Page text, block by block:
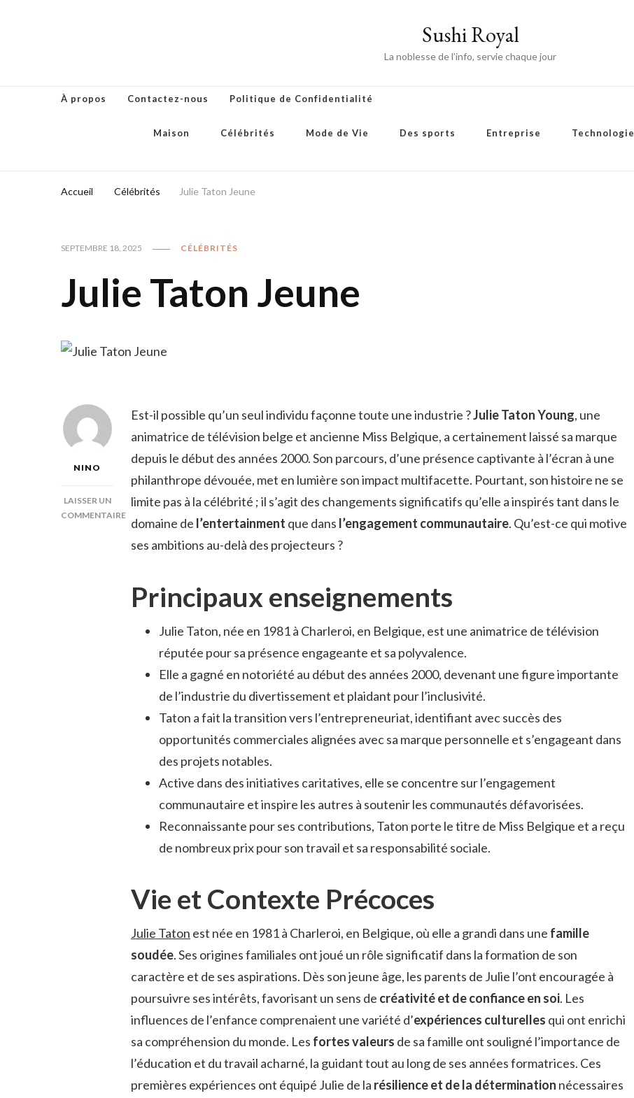
Sushi Royal
La noblesse de l’info, servie chaque jour
À propos Contactez-nous Politique de Confidentialité
Maison Célébrités Mode de Vie Des sports Entreprise Technologie
Accueil Célébrités Julie Taton Jeune
SEPTEMBRE 18, 2025 CÉLÉBRITÉS
Julie Taton Jeune
NINO
LAISSER UN
COMMENTAIRE
Est-il possible qu’un seul individu façonne toute une industrie ?Julie Taton Young, une
animatrice de télévision belge et ancienne Miss Belgique, a certainement laissé sa marque
depuis le début des années 2000. Son parcours, d’une présence captivante à l’écran à une
philanthrope dévouée, met en lumière son impact multifacette. Pourtant, son histoire ne se
limite pas à la célébrité ; il s’agit des changements significatifs qu’elle a inspirés tant dans le
domaine de l’entertainment que dans l’engagement communautaire. Qu’est-ce qui motive
ses ambitions au-delà des projecteurs ?
Principaux enseignements
Julie Taton, née en 1981 à Charleroi, en Belgique, est une animatrice de télévision
réputée pour sa présence engageante et sa polyvalence.
Elle a gagné en notoriété au début des années 2000, devenant une figure importante
de l’industrie du divertissement et plaidant pour l’inclusivité.
Taton a fait la transition vers l’entrepreneuriat, identifiant avec succès des
opportunités commerciales alignées avec sa marque personnelle et s’engageant dans
des projets notables.
Active dans des initiatives caritatives, elle se concentre sur l’engagement
communautaire et inspire les autres à soutenir les communautés défavorisées.
Reconnaissante pour ses contributions, Taton porte le titre de Miss Belgique et a reçu
de nombreux prix pour son travail et sa responsabilité sociale.
Vie et Contexte Précoces
Julie Taton est née en 1981 à Charleroi, en Belgique, où elle a grandi dans une famille
soudée. Ses origines familiales ont joué un rôle significatif dans la formation de son
caractère et de ses aspirations. Dès son jeune âge, les parents de Julie l’ont encouragée à
poursuivre ses intérêts, favorisant un sens de créativité et de confiance en soi. Les
influences de l’enfance comprenaient une variété d’expériences culturelles qui ont enrichi
sa compréhension du monde. Les fortes valeurs de sa famille ont souligné l’importance de
l’éducation et du travail acharné, la guidant tout au long de ses années formatrices. Ces
premières expériences ont équipé Julie de la résilience et de la détermination nécessaires